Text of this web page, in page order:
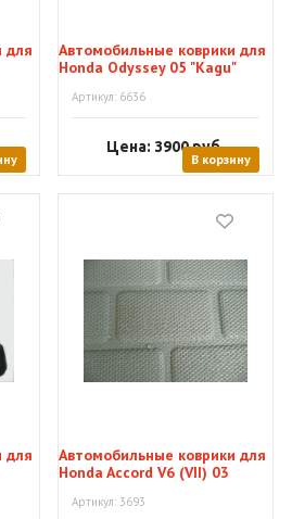
для
Автомобильные коврики для
Honda Odyssey 05 "Kagu"
Артикул: 6636
Цена: 3900руб.
В корзину
для
Автомобильные коврики для
Honda Accord V6 (VII) 03
Артикул: 3693